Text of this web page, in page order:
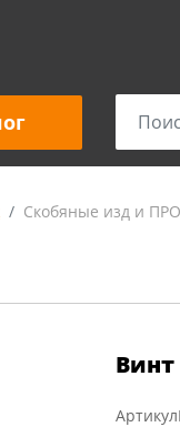
Скобяные изд и
Винт
Артикул